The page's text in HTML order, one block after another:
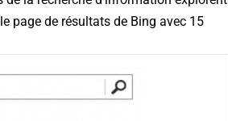
page de résultats de Bing avec 15